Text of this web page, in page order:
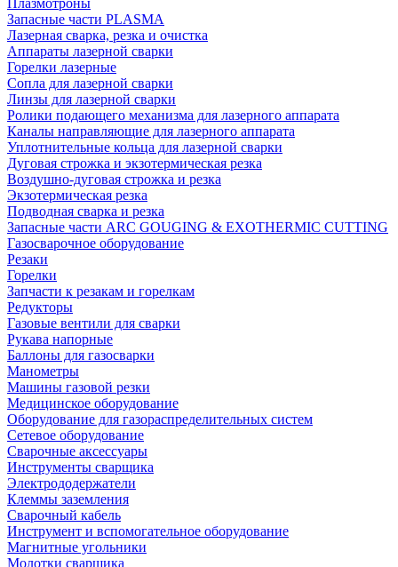
Плазмотроны
Запасные части PLASMA
Лазерная сварка, резка и очистка
Аппараты лазерной сварки
Горелки лазерные
Сопла для лазерной сварки
Линзы для лазерной сварки
Ролики подающего механизма для лазерного аппарата
Каналы направляющие для лазерного аппарата
Уплотнительные кольца для лазерной сварки
Дуговая строжка и экзотермическая резка
Воздушно-дуговая строжка и резка
Экзотермическая резка
Подводная сварка и резка
Запасные части ARC GOUGING & EXOTHERMIC CUTTING
Газосварочное оборудование
Резаки
Горелки
Запчасти к резакам и горелкам
Редукторы
Газовые вентили для сварки
Рукава напорные
Баллоны для газосварки
Манометры
Машины газовой резки
Медицинское оборудование
Оборудование для газораспределительных систем
Сетевое оборудование
Сварочные аксессуары
Инструменты сварщика
Электрододержатели
Клеммы заземления
Сварочный кабель
Инструмент и вспомогательное оборудование
Магнитные угольники
Молотки сварщика